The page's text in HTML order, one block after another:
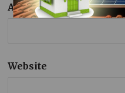
Adresa de email
Website